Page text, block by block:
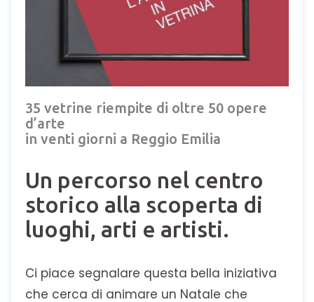
35 vetrine riempite di oltre 50 opere
d’arte
in venti giorni a Reggio Emilia
Un percorso nel centro
storico alla scoperta di
luoghi, arti e artisti.
Ci piace segnalare questa bella iniziativa
che cerca di animare un Natale che